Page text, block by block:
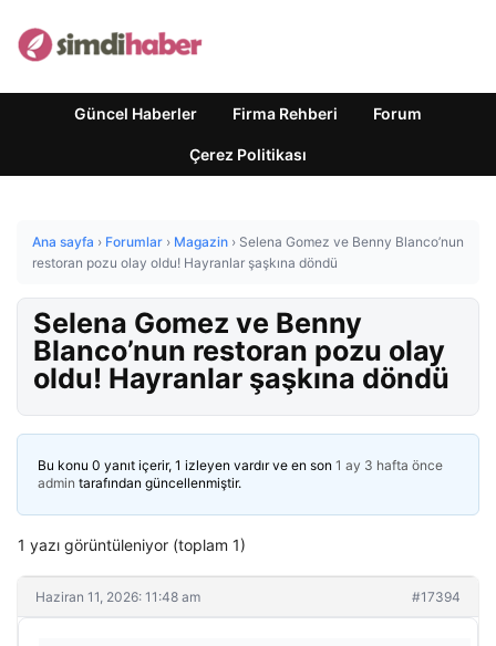
Güncel Haberler Firma Rehberi Forum
Çerez Politikası
Ana sayfa › Forumlar › Magazin › Selena Gomez ve Benny Blanco’nun
restoran pozu olay oldu! Hayranlar şaşkına döndü
Selena Gomez ve Benny
Blanco’nun restoran pozu olay
oldu! Hayranlar şaşkına döndü
Bu konu 0 yanıt içerir, 1 izleyen vardır ve en son 1 ay 3 hafta önce
admin tarafından güncellenmiştir.
1 yazı görüntüleniyor (toplam 1)
Haziran 11, 2026: 11:48 am #17394